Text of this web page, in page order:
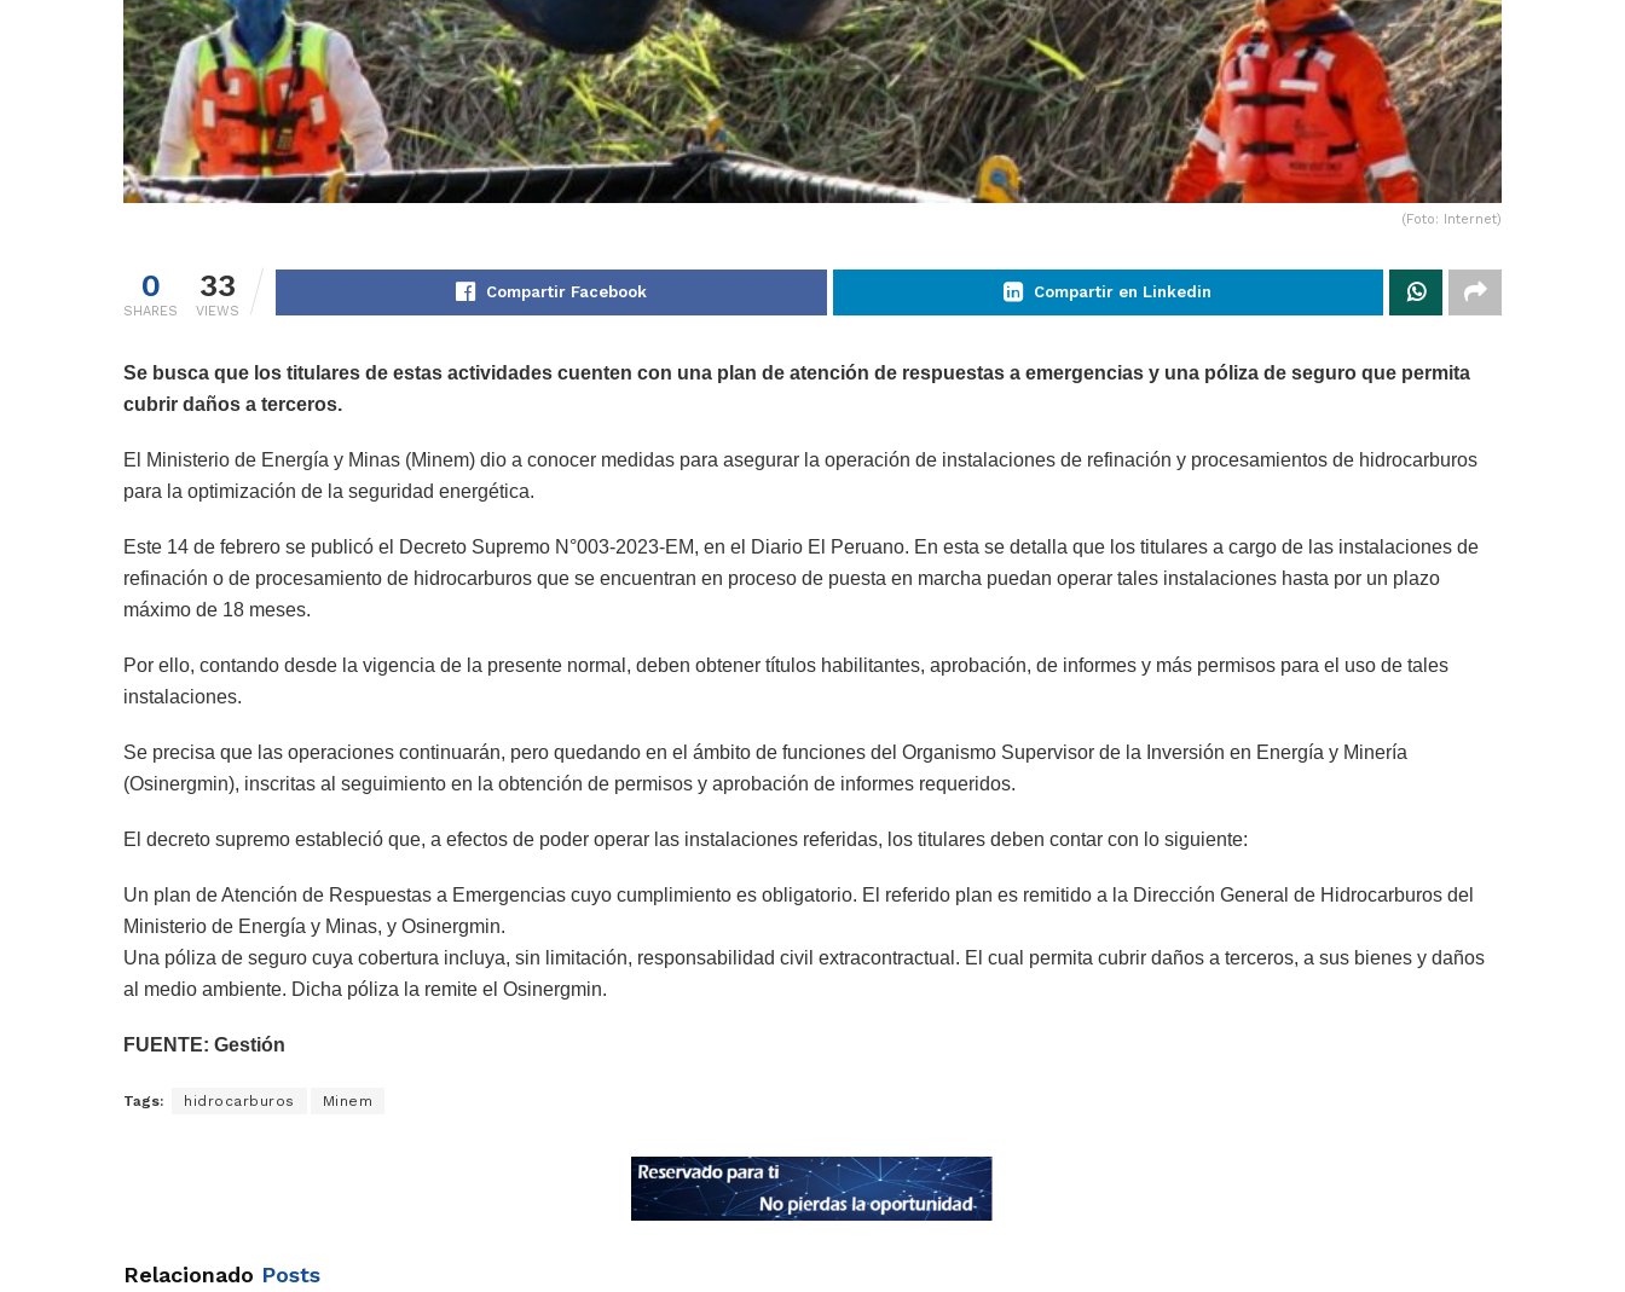
(Foto: Internet)
0
SHARES
33
VIEWS
Compartir Facebook Compartir en Linkedin
Se busca que los titulares de estas actividades cuenten con una plan de atención de respuestas a emergencias y una póliza de seguro que permita
cubrir daños a terceros.
El Ministerio de Energía y Minas (Minem) dio a conocer medidas para asegurar la operación de instalaciones de refinación y procesamientos de hidrocarburos
para la optimización de la seguridad energética.
Este 14 de febrero se publicó el Decreto Supremo N°003-2023-EM, en el Diario El Peruano. En esta se detalla que los titulares a cargo de las instalaciones de
refinación o de procesamiento de hidrocarburos que se encuentran en proceso de puesta en marcha puedan operar tales instalaciones hasta por un plazo
máximo de 18 meses.
Por ello, contando desde la vigencia de la presente normal, deben obtener títulos habilitantes, aprobación, de informes y más permisos para el uso de tales
instalaciones.
Se precisa que las operaciones continuarán, pero quedando en el ámbito de funciones del Organismo Supervisor de la Inversión en Energía y Minería
(Osinergmin), inscritas al seguimiento en la obtención de permisos y aprobación de informes requeridos.
El decreto supremo estableció que, a efectos de poder operar las instalaciones referidas, los titulares deben contar con lo siguiente:
Un plan de Atención de Respuestas a Emergencias cuyo cumplimiento es obligatorio. El referido plan es remitido a la Dirección General de Hidrocarburos del
Ministerio de Energía y Minas, y Osinergmin.
Una póliza de seguro cuya cobertura incluya, sin limitación, responsabilidad civil extracontractual. El cual permita cubrir daños a terceros, a sus bienes y daños
al medio ambiente. Dicha póliza la remite el Osinergmin.
FUENTE: Gestión
Tags: hidrocarburos Minem
Relacionado Posts